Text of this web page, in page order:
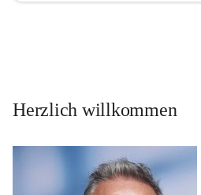
Herzlich willkommen